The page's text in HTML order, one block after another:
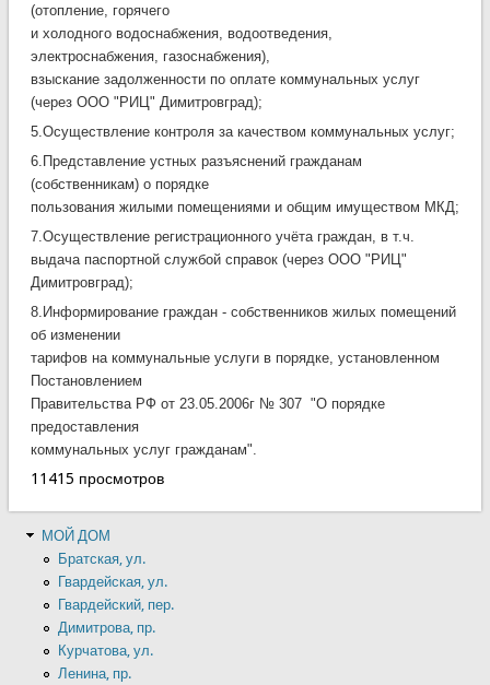
(отопление, горячего
и холодного водоснабжения, водоотведения,
электроснабжения, газоснабжения),
взыскание задолженности по оплате коммунальных услуг
(через ООО "РИЦ" Димитровград);
5.Осуществление контроля за качеством коммунальных услуг;
6.Представление устных разъяснений гражданам
(собственникам) о порядке
пользования жилыми помещениями и общим имуществом МКД;
7.Осуществление регистрационного учёта граждан, в т.ч.
выдача паспортной службой справок (через ООО "РИЦ"
Димитровград);
8.Информирование граждан - собственников жилых помещений
об изменении
тарифов на коммунальные услуги в порядке, установленном
Постановлением
Правительства РФ от 23.05.2006г № 307 "О порядке
предоставления
коммунальных услуг гражданам".
11415 просмотров
МОЙ ДОМ
Братская, ул.
Гвардейская, ул.
Гвардейский, пер.
Димитрова, пр.
Курчатова, ул.
Ленина, пр.